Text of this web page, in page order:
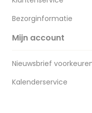
Bezorginformatie
Mijn account
Nieuwsbrief
Kalenderservice